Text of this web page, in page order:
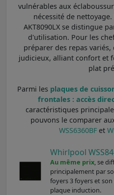
vulnérables aux
nécessité de
AKT8090LX se distingue
d'utilisation. Pour les
préparer des repas
judicieux, alliant confort et
plat
Parmi les plaques de
frontales : accès
caractéristiques
pouvons le comparer
WSS6360BFet
Whirlpool
Au même prix, se
principalement par
foyers 3 foyers et
plaque induction.